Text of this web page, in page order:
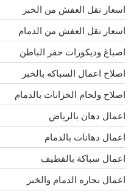
اسعار نقل العفش من الخبر
اسعار نقل العفش من الدمام
اصباغ وديكورات حفر الباطن
اصلاح اعمال السباكه بالخبر
اصلاح ولحام الخزانات بالدمام
اعمال دهان بالرياض
اعمال دهانات بالدمام
اعمال سباكة بالقطيف
اعمال نجاره الدمام والخبر